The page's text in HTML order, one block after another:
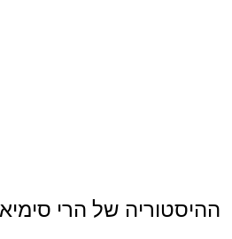
ההיסטוריה של הרי